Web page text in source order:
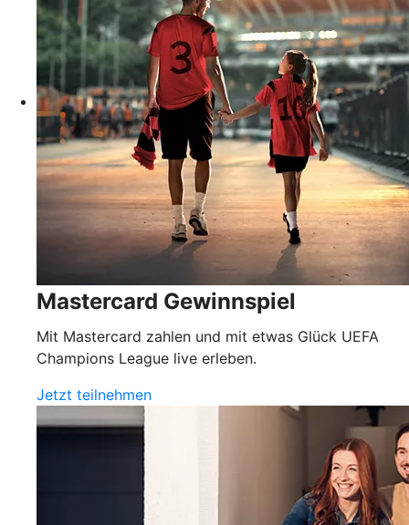
Mastercard Gewinnspiel
Mit Mastercard zahlen und mit etwas Glück UEFA
Champions League live erleben.
Jetzt teilnehmen